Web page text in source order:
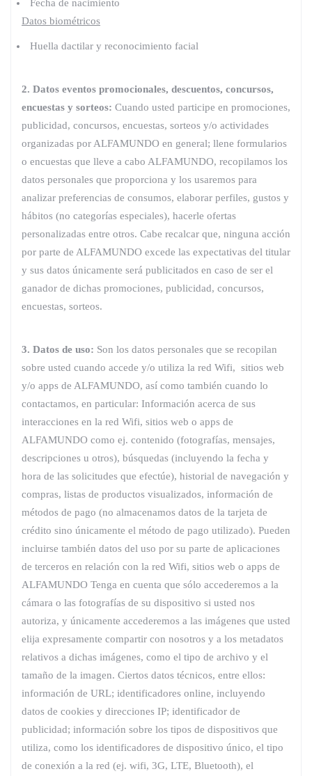
Fecha de nacimiento
Datos biométricos
Huella dactilar y reconocimiento facial
2. Datos eventos promocionales, descuentos, concursos,
encuestas y sorteos: Cuando usted participe en promociones,
publicidad, concursos, encuestas, sorteos y/o actividades
organizadas por ALFAMUNDO en general; llene formularios
o encuestas que lleve a cabo ALFAMUNDO, recopilamos los
datos personales que proporciona y los usaremos para
analizar preferencias de consumos, elaborar perfiles, gustos y
hábitos (no categorías especiales), hacerle ofertas
personalizadas entre otros. Cabe recalcar que, ninguna acción
por parte de ALFAMUNDO excede las expectativas del titular
y sus datos únicamente será publicitados en caso de ser el
ganador de dichas promociones, publicidad, concursos,
encuestas, sorteos.
3. Datos de uso: Son los datos personales que se recopilan
sobre usted cuando accede y/o utiliza la red Wifi, sitios web
y/o apps de ALFAMUNDO, así como también cuando lo
contactamos, en particular: Información acerca de sus
interacciones en la red Wifi, sitios web o apps de
ALFAMUNDO como ej. contenido (fotografías, mensajes,
descripciones u otros), búsquedas (incluyendo la fecha y
hora de las solicitudes que efectúe), historial de navegación y
compras, listas de productos visualizados, información de
métodos de pago (no almacenamos datos de la tarjeta de
crédito sino únicamente el método de pago utilizado). Pueden
incluirse también datos del uso por su parte de aplicaciones
de terceros en relación con la red Wifi, sitios web o apps de
ALFAMUNDO Tenga en cuenta que sólo accederemos a la
cámara o las fotografías de su dispositivo si usted nos
autoriza, y únicamente accederemos a las imágenes que usted
elija expresamente compartir con nosotros y a los metadatos
relativos a dichas imágenes, como el tipo de archivo y el
tamaño de la imagen. Ciertos datos técnicos, entre ellos:
información de URL; identificadores online, incluyendo
datos de cookies y direcciones IP; identificador de
publicidad; información sobre los tipos de dispositivos que
utiliza, como los identificadores de dispositivo único, el tipo
de conexión a la red (ej. wifi, 3G, LTE, Bluetooth), el